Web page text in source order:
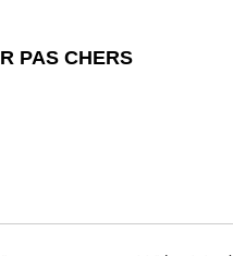
PAS CHERS